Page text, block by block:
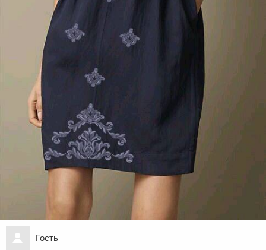
Гость